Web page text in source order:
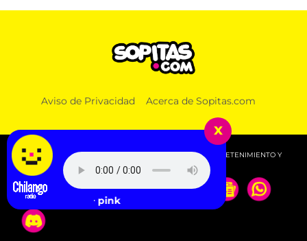
Aviso de Privacidad Acerca de Sopitas.com
© 2026 SOPITAS.COM - MÚSICA, NOTICIAS, DEPORTES, ENTRETENIMIENTO Y
MÁS!.
x